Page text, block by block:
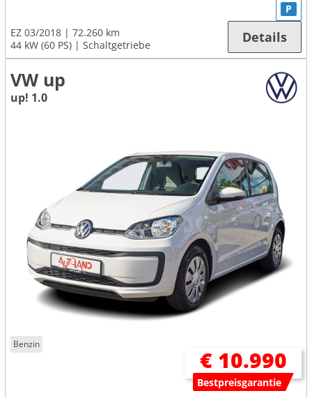
EZ 03/2018
72.260 km
44 kW (60 PS)
Schaltgetriebe
P
Details
VW up
up! 1.0
Benzin
€ 10.990
Bestpreisgarantie